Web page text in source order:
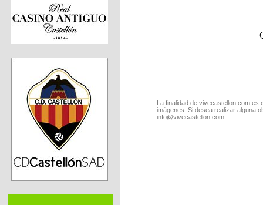
La finalidad de vivecastellon.com
imágenes. Si desea realizar alguna
info@vivecastellon.com